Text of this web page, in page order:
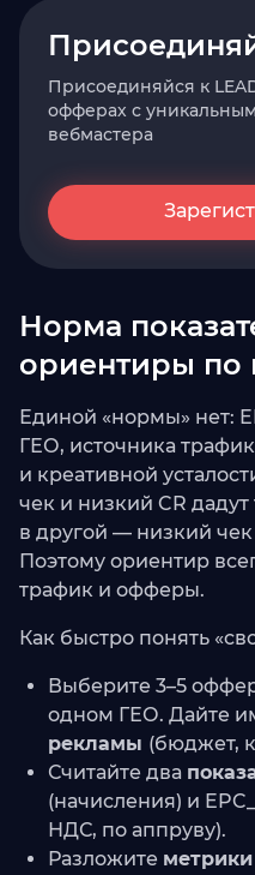
Присоединяйся к
офферах с
вебмастера
Норма
ориентиры
Единой «нормы» нет:
ГЕО, источника
и креативной
чек и низкий CR дадут
в другой — низкий
Поэтому ориентир
трафик и офферы.
Как быстро понять
Выберите 3–5
одном ГЕО. Дайте
рекламы (бюджет,
Считайте два
(начисления) и
НДС, по аппруву).
Разложите метрики